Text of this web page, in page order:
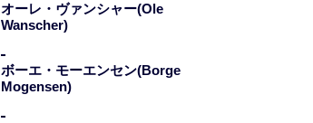
オーレ・ヴァンシャー(Ole
Wanscher)
ボーエ・モーエンセン(Borge
Mogensen)